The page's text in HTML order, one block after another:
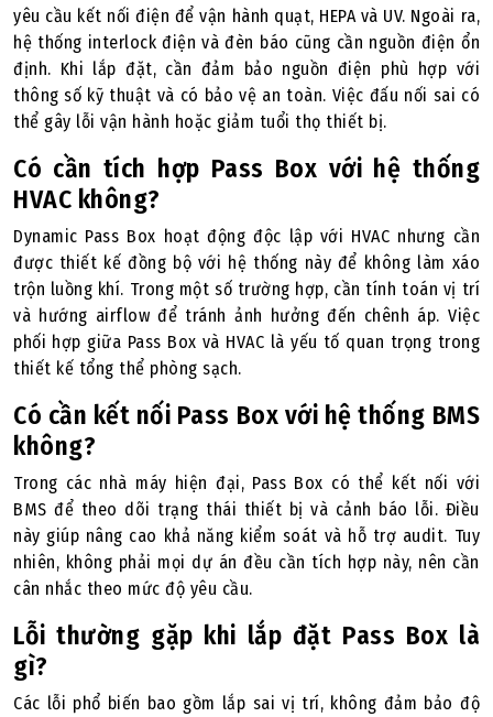
yêu cầu kết nối điện để vận hành quạt, HEPA và UV. Ngoài ra,
hệ thống interlock điện và đèn báo cũng cần nguồn điện ổn
định. Khi lắp đặt, cần đảm bảo nguồn điện phù hợp với
thông số kỹ thuật và có bảo vệ an toàn. Việc đấu nối sai có
thể gây lỗi vận hành hoặc giảm tuổi thọ thiết bị.
Có cần tích hợp Pass Box với hệ thống
HVAC không?
Dynamic Pass Box hoạt động độc lập với HVAC nhưng cần
được thiết kế đồng bộ với hệ thống này để không làm xáo
trộn luồng khí. Trong một số trường hợp, cần tính toán vị trí
và hướng airflow để tránh ảnh hưởng đến chênh áp. Việc
phối hợp giữa Pass Box và HVAC là yếu tố quan trọng trong
thiết kế tổng thể phòng sạch.
Có cần kết nối Pass Box với hệ thống BMS
không?
Trong các nhà máy hiện đại, Pass Box có thể kết nối với
BMS để theo dõi trạng thái thiết bị và cảnh báo lỗi. Điều
này giúp nâng cao khả năng kiểm soát và hỗ trợ audit. Tuy
nhiên, không phải mọi dự án đều cần tích hợp này, nên cần
cân nhắc theo mức độ yêu cầu.
Lỗi thường gặp khi lắp đặt Pass Box là
gì?
Các lỗi phổ biến bao gồm lắp sai vị trí, không đảm bảo độ